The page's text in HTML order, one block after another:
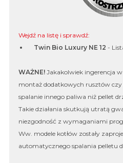
Wejdź na listę i sprawdź:
Twin Bio Luxury NE 12 -
WAŻNE! Jakakolwiek ingerencja
montaż dodatkowych rusztów
spalanie innego paliwa niż pellet
Takie działania skutkują utratą
niezgodność z wymaganiami
Ww. modele kotłów zostały
automatycznego spalania pelletu